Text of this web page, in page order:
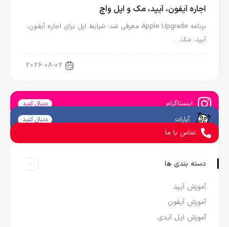
اجاره آیفون، آیپد، مک و اپل واچ
برنامه Apple Upgrade معرفی شد؛ شرایط اپل برای اجاره آیفون،
آیپد، مک…
2026-08-02
اینستاگرام دنبال کنید
آپارات دنبال کنید
تماس با ما
دسته بندی ها
آموزش آیپد
آموزش آیفون
آموزش اپل آیدی